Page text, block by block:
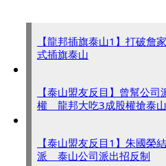
【龍邦插旗泰山1】打破
式插旗泰山
【泰山盟友反目】曾幫公司
權 龍邦大吃3成股權搶泰山
【泰山盟友反目1】朱國榮
派 泰山公司派出招反制